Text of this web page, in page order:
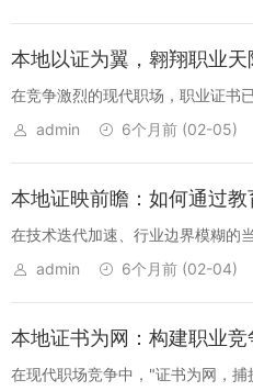
在竞争激烈的现代职场，职业证书
教育则是助力我们‘翱翔职业天际’
admin 6个月前 (02-05)
在技术迭代加速、行业边界模糊的
向“主动预见”。本文从“证映前瞻”
admin 6个月前 (02-04)
在现代职场竞争中，"证书为网，